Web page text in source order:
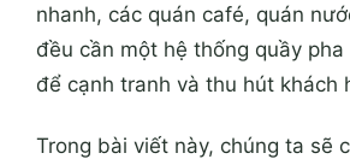
nhanh, các quán café, quán
đều cần một hệ thống quầy
để cạnh tranh và thu hút khách
Trong bài viết này, chúng ta sẽ